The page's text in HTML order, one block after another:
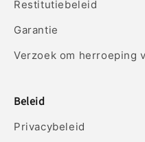
Restitutiebeleid
Garantie
Verzoek om herroeping
Beleid
Privacybeleid